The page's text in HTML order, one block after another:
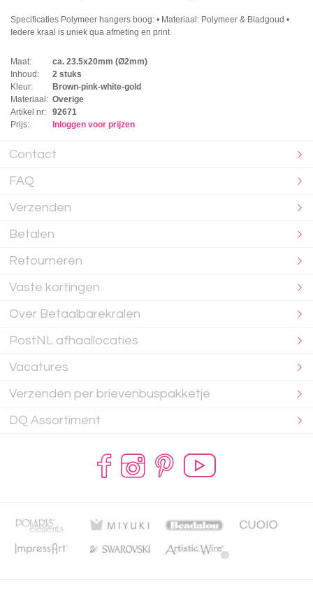
Specificaties Polymeer hangers boog: • Materiaal: Polymeer & Bladgoud •
Iedere kraal is uniek qua afmeting en print
Maat:
ca. 23.5x20mm (Ø2mm)
Inhoud:
2 stuks
Kleur:
Brown-pink-white-gold
Materiaal: Overige
Artikel nr:
92671
Prijs:
Inloggen voor prijzen
Contact
FAQ
Verzenden
Betalen
Retourneren
Vaste kortingen
Over Betaalbarekralen
PostNL afhaallocaties
Vacatures
Verzenden per brievenbuspakketje
DQ Assortiment